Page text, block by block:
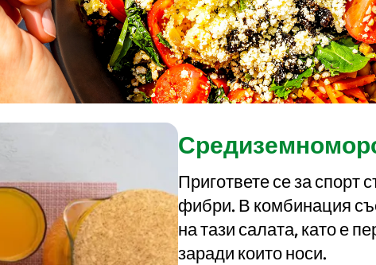
Пригответе се за спорт
фибри. В комбинация
на тази салата, като е
заради които носи.